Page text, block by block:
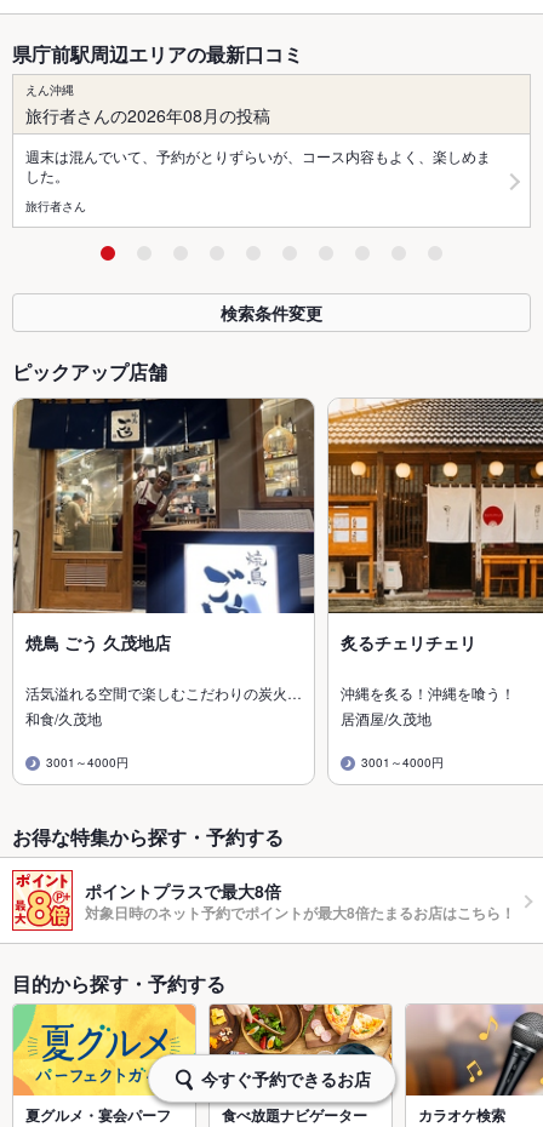
県庁前駅周辺エリアの最新口コミ
えん沖縄
旅行者さんの2026年08月の投稿
週末は混んでいて、予約がとりずらいが、コース内容もよく、楽しめま
した。
旅行者さん
検索条件変更
ピックアップ店舗
焼鳥 ごう 久茂地店
活気溢れる空間で楽しむこだわりの炭火…
和食/久茂地
3001～4000円
炙るチェリチェリ
沖縄を炙る！沖縄を喰う！
居酒屋/久茂地
3001～4000円
お得な特集から探す・予約する
ポイントプラスで最大8倍
対象日時のネット予約でポイントが最大8倍たまるお店はこちら！
目的から探す・予約する
夏グルメ・宴会パーフ
食べ放題ナビゲーター カラオケ検索
今すぐ予約できるお店